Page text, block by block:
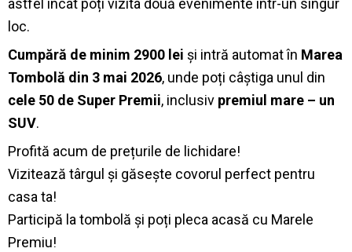
astfel încât poți vizita două evenimente într-un singur
loc.
Cumpără de minim 2900 lei și intră automat în Marea
Tombolă din 3 mai 2026, unde poți câștiga unul din
cele 50 de Super Premii, inclusiv premiul mare – un
SUV.
Profită acum de prețurile de lichidare!
Vizitează târgul și găsește covorul perfect pentru
casa ta!
Participă la tombolă și poți pleca acasă cu Marele
Premiu!